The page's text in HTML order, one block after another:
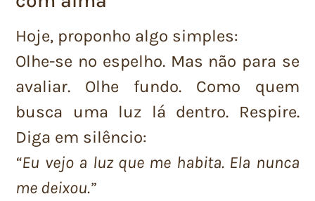
Hoje, proponho algo simples:
Olhe-se no espelho. Mas não para se
avaliar. Olhe fundo. Como quem
busca uma luz lá dentro. Respire.
Diga em silêncio:
“Eu vejo a luz que me habita. Ela nunca
me deixou.”